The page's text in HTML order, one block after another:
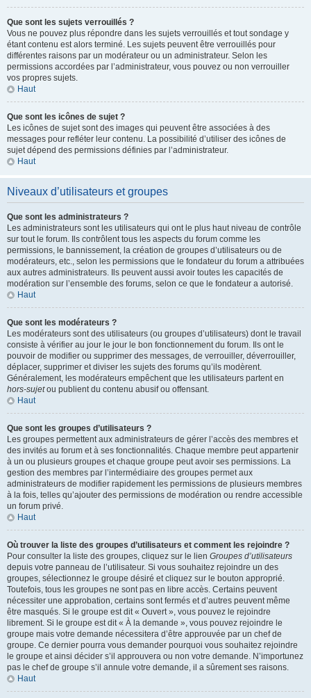
Que sont les sujets verrouillés ?
Vous ne pouvez plus répondre dans les sujets verrouillés et tout sondage y
étant contenu est alors terminé. Les sujets peuvent être verrouillés pour
différentes raisons par un modérateur ou un administrateur. Selon les
permissions accordées par l’administrateur, vous pouvez ou non verrouiller
vos propres sujets.
Haut
Que sont les icônes de sujet ?
Les icônes de sujet sont des images qui peuvent être associées à des
messages pour refléter leur contenu. La possibilité d’utiliser des icônes de
sujet dépend des permissions définies par l’administrateur.
Haut
Niveaux d’utilisateurs et groupes
Que sont les administrateurs ?
Les administrateurs sont les utilisateurs qui ont le plus haut niveau de contrôle
sur tout le forum. Ils contrôlent tous les aspects du forum comme les
permissions, le bannissement, la création de groupes d’utilisateurs ou de
modérateurs, etc., selon les permissions que le fondateur du forum a attribuées
aux autres administrateurs. Ils peuvent aussi avoir toutes les capacités de
modération sur l’ensemble des forums, selon ce que le fondateur a autorisé.
Haut
Que sont les modérateurs ?
Les modérateurs sont des utilisateurs (ou groupes d’utilisateurs) dont le travail
consiste à vérifier au jour le jour le bon fonctionnement du forum. Ils ont le
pouvoir de modifier ou supprimer des messages, de verrouiller, déverrouiller,
déplacer, supprimer et diviser les sujets des forums qu’ils modèrent.
Généralement, les modérateurs empêchent que les utilisateurs partent en
hors-sujetou publient du contenu abusif ou offensant.
Haut
Que sont les groupes d’utilisateurs ?
Les groupes permettent aux administrateurs de gérer l’accès des membres et
des invités au forum et à ses fonctionnalités. Chaque membre peut appartenir
à un ou plusieurs groupes et chaque groupe peut avoir ses permissions. La
gestion des membres par l’intermédiaire des groupes permet aux
administrateurs de modifier rapidement les permissions de plusieurs membres
à la fois, telles qu’ajouter des permissions de modération ou rendre accessible
un forum privé.
Haut
Où trouver la liste des groupes d’utilisateurs et comment les rejoindre ?
Pour consulter la liste des groupes, cliquez sur le lien Groupes d’utilisateurs
depuis votre panneau de l’utilisateur. Si vous souhaitez rejoindre un des
groupes, sélectionnez le groupe désiré et cliquez sur le bouton approprié.
Toutefois, tous les groupes ne sont pas en libre accès. Certains peuvent
nécessiter une approbation, certains sont fermés et d’autres peuvent même
être masqués. Si le groupe est dit « Ouvert », vous pouvez le rejoindre
librement. Si le groupe est dit « À la demande », vous pouvez rejoindre le
groupe mais votre demande nécessitera d’être approuvée par un chef de
groupe. Ce dernier pourra vous demander pourquoi vous souhaitez rejoindre
le groupe et ainsi décider s’il approuvera ou non votre demande. N’importunez
pas le chef de groupe s’il annule votre demande, il a sûrement ses raisons.
Haut